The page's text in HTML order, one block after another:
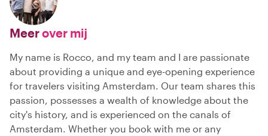
Meerover mij
My name is Rocco, and my team and I are passionate
about providing a unique and eye-opening experience
for travelers visiting Amsterdam. Our team shares this
passion, possesses a wealth of knowledge about the
city's history, and is experienced on the canals of
Amsterdam. Whether you book with me or any